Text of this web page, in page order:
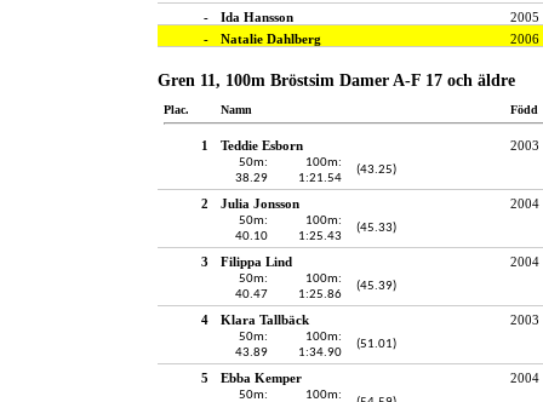
- Ida Hansson
2005
-
Natalie Dahlberg 2006
Gren 11, 100m Bröstsim Damer A-F 17 och äldre
Plac. Namn Född
1 Teddie Esborn 2003
50m:
38.29
100m:
1:21.54
(43.25)
2 Julia Jonsson 2004
50m:
40.10
100m:
1:25.43
(45.33)
3 Filippa Lind 2004
50m:
40.47
100m:
1:25.86
(45.39)
4 Klara Tallbäck 2003
50m:
43.89
100m:
1:34.90
(51.01)
5 Ebba Kemper 2004
50m:
100m: